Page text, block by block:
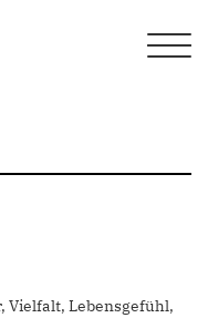
Vielfalt, Lebensgefühl,